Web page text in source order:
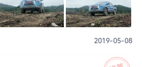
2019-05-08